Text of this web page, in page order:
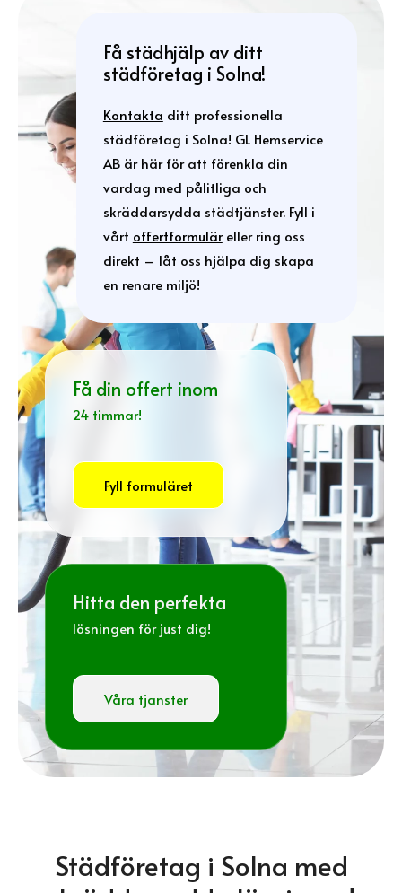
Få städhjälp av ditt
städföretag i Solna!
Kontakta ditt professionella
städföretag i Solna! GL Hemservice
AB är här för att förenkla din
vardag med pålitliga och
skräddarsydda städtjänster. Fyll i
vårt offertformuläreller ring oss
direkt – låt oss hjälpa dig skapa
en renare miljö!
Få din offert inom
24 timmar!
Fyll formuläret
Hitta den perfekta
lösningen för just dig!
Våra tjanster
Städföretag i Solna med